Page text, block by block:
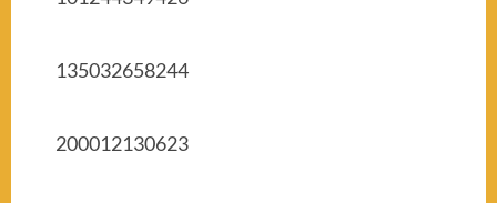
135032658244
200012130623